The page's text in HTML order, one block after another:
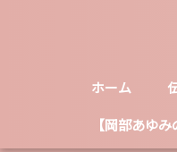
ホーム
【岡部あゆみ